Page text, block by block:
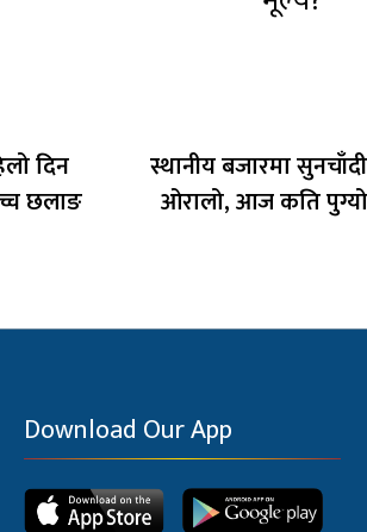
दिन
छलाङ
स्थानीय बजारमा
ओरालो, आज कति
Download Our App